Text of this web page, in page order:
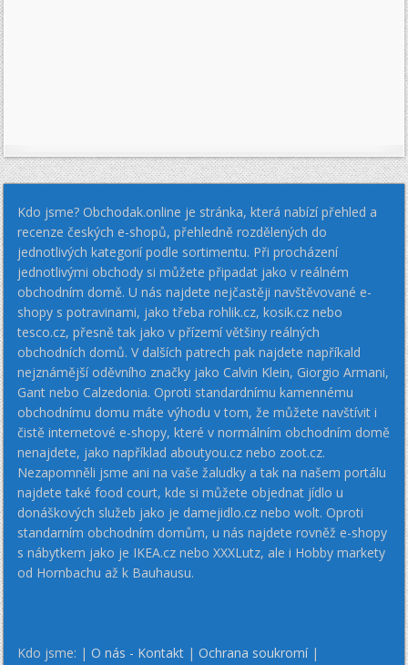
Kdo jsme? Obchodak.online je stránka, která nabízí přehled a
recenze českých e-shopů, přehledně rozdělených do
jednotlivých kategorií podle sortimentu. Při procházení
jednotlivými obchody si můžete připadat jako v reálném
obchodním domě. U nás najdete nejčastěji navštěvované e-
shopy s potravinami, jako třeba rohlik.cz, kosik.cz nebo
tesco.cz, přesně tak jako v přízemí většiny reálných
obchodních domů. V dalších patrech pak najdete napříkald
nejznámější oděvního značky jako Calvin Klein, Giorgio Armani,
Gant nebo Calzedonia. Oproti standardnímu kamennému
obchodnímu domu máte výhodu v tom, že můžete navštívit i
čistě internetové e-shopy, které v normálním obchodním domě
nenajdete, jako například aboutyou.cz nebo zoot.cz.
Nezapomněli jsme ani na vaše žaludky a tak na našem portálu
najdete také food court, kde si můžete objednat jídlo u
donáškových služeb jako je damejidlo.cz nebo wolt. Oproti
standarním obchodním domům, u nás najdete rovněž e-shopy
s nábytkem jako je IKEA.cz nebo XXXLutz, ale i Hobby markety
od Hornbachu až k Bauhausu.
Kdo jsme: |O nás - Kontakt |Ochrana soukromí|